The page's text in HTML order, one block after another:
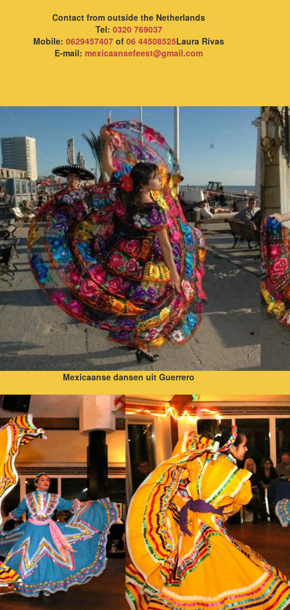
Contact from outside the Netherlands
Tel: 0320 769037
Mobile: 0629457407 of 06 44508525Laura Rivas
E-mail: mexicaansefeest@gmail.com
Mexicaanse dansen uit Guerrero